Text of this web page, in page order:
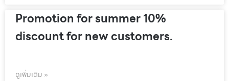
Promotion for summer 10%
discount for new customers.
ดูเพิ่มเติม »